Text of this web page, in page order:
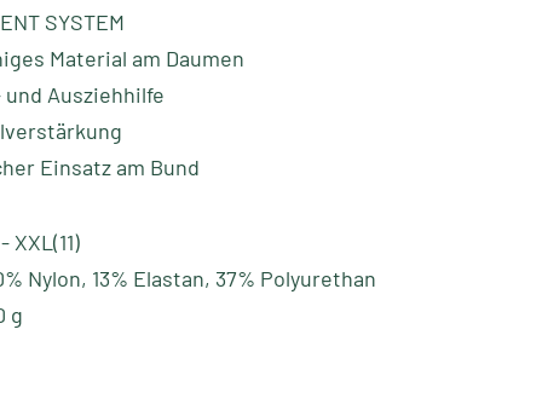
SYSTEM
Material am Daumen
und Ausziehhilfe
Einsatz am Bund
XXL(11)
Nylon, 13% Elastan, 37% Polyurethan
g